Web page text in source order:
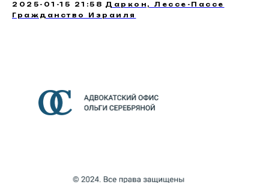
2025-01-15 21:58 Даркон, Лессе-Пассе
Гражданство Израиля